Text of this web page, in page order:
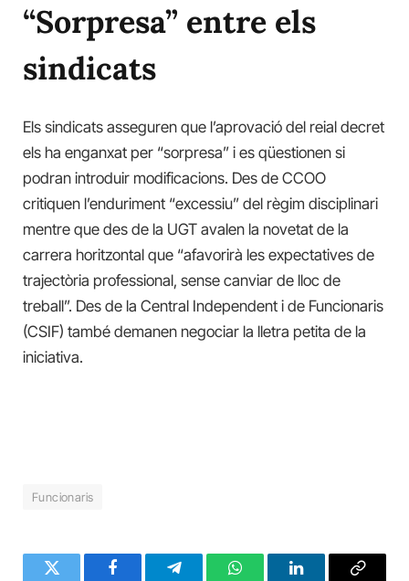
“Sorpresa” entre els
sindicats
Els sindicats asseguren que l’aprovació del reial decret
els ha enganxat per “sorpresa” i es qüestionen si
podran introduir modificacions. Des de CCOO
critiquen l’enduriment “excessiu” del règim disciplinari
mentre que des de la UGT avalen la novetat de la
carrera horitzontal que “afavorirà les expectatives de
trajectòria professional, sense canviar de lloc de
treball”. Des de la Central Independent i de Funcionaris
(CSIF) també demanen negociar la lletra petita de la
iniciativa.
Funcionaris